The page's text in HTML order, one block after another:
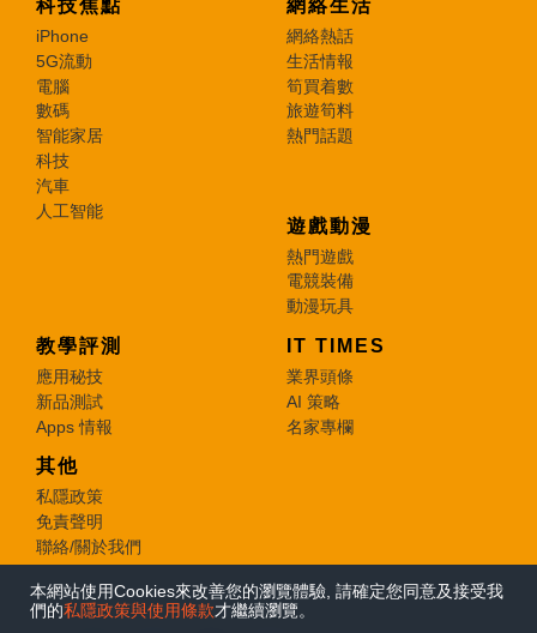
本網站使用Cookies來改善您的瀏覽體驗, 請確定您同意及接受我
們的私隱政策與使用條款才繼續瀏覽。
科技焦點
iPhone
5G流動
電腦
數碼
智能家居
科技
汽車
人工智能
網絡生活
網絡熱話
生活情報
筍買着數
旅遊筍料
熱門話題
遊戲動漫
熱門遊戲
電競裝備
動漫玩具
教學評測
應用秘技
新品測試
Apps 情報
IT TIMES
業界頭條
AI 策略
名家專欄
其他
私隱政策
免責聲明
聯絡/關於我們
© 2026 e-zone. All Rights Reserved.